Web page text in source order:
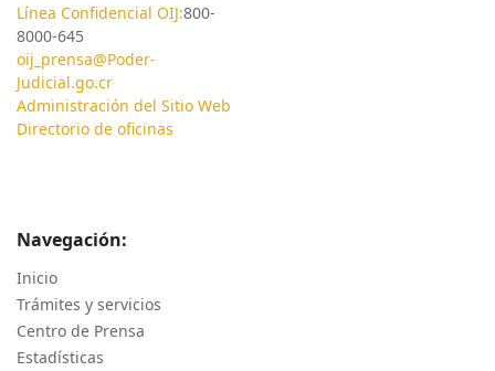
Línea Confidencial OIJ:800-
8000-645
oij_prensa@Poder-
Judicial.go.cr
Administración del Sitio Web
Directorio de oficinas
Navegación:
Inicio
Trámites y servicios
Centro de Prensa
Estadísticas